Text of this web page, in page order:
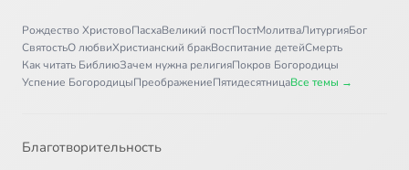
Рождество ХристовоПасхаВеликий постПостМолитваЛитургияБог
СвятостьО любвиХристианский бракВоспитание детейСмерть
Как читать БиблиюЗачем нужна религияПокров Богородицы
Успение БогородицыПреображениеПятидесятницаВсе темы →
Благотворительность